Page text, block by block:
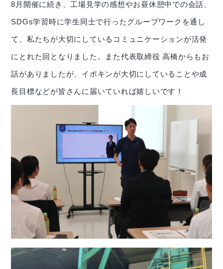
資源の一生に、夢と責任。
事業所map
8月開催に続き、工場見学の感想やお昼休憩中での会話、
SDGs学習時に学生同士で行ったグループワークを通し
て、私たちが大切にしているコミュニケーションが活発
にとれた回となりました。また代表取締役 高橋からもお
話がありましたが、イボキンが大切にしていることや成
長目標などが皆さんに届いていれば嬉しいです！